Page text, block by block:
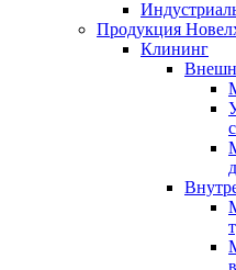
Продукция
Клининг